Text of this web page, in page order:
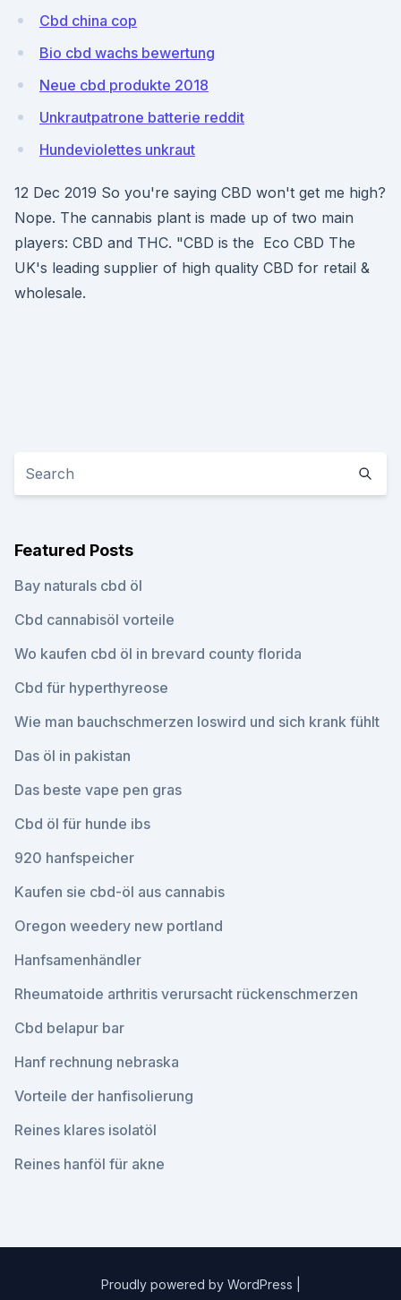
Cbd china cop
Bio cbd wachs bewertung
Neue cbd produkte 2018
Unkrautpatrone batterie reddit
Hundeviolettes unkraut
12 Dec 2019 So you're saying CBD won't get me high?
Nope. The cannabis plant is made up of two main
players: CBD and THC. "CBD is the Eco CBD The
UK's leading supplier of high quality CBD for retail &
wholesale.
Featured Posts
Bay naturals cbd öl
Cbd cannabisöl vorteile
Wo kaufen cbd öl in brevard county florida
Cbd für hyperthyreose
Wie man bauchschmerzen loswird und sich krank fühlt
Das öl in pakistan
Das beste vape pen gras
Cbd öl für hunde ibs
920 hanfspeicher
Kaufen sie cbd-öl aus cannabis
Oregon weedery new portland
Hanfsamenhändler
Rheumatoide arthritis verursacht rückenschmerzen
Cbd belapur bar
Hanf rechnung nebraska
Vorteile der hanfisolierung
Reines klares isolatöl
Reines hanföl für akne
Proudly powered by WordPress